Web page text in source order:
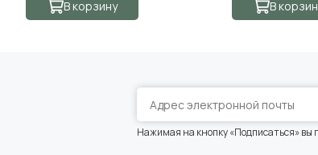
В корзину В
Нажимая на кнопку «Подписаться» вы